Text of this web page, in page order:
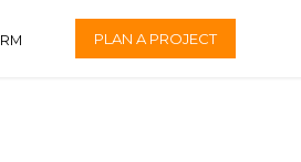
PLAN A PROJECT